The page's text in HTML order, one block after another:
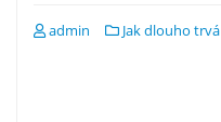
admin Jak dlouho trvá